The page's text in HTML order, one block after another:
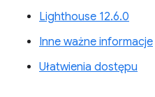
Lighthouse 12.6.0
Inne ważne informacje
Ułatwienia dostępu